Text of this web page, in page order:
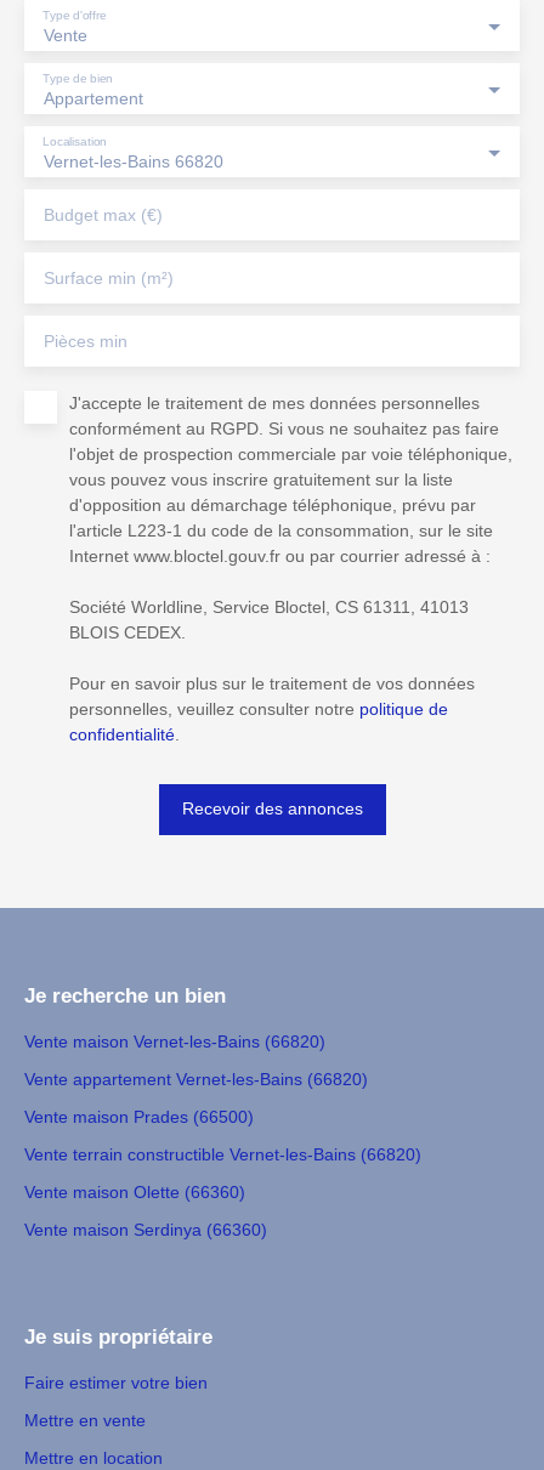
Vente
Type d'offre
Appartement
Type de bien
Vernet-les-Bains 66820
Localisation
Budget max (€)
Surface min (m²)
Pièces min
J'accepte le traitement de mes données personnelles
conformément au RGPD. Si vous ne souhaitez pas faire
l'objet de prospection commerciale par voie téléphonique,
vous pouvez vous inscrire gratuitement sur la liste
d'opposition au démarchage téléphonique, prévu par
l'article L223-1 du code de la consommation, sur le site
Internet www.bloctel.gouv.fr ou par courrier adressé à :
Société Worldline, Service Bloctel, CS 61311, 41013
BLOIS CEDEX.
Pour en savoir plus sur le traitement de vos données
personnelles, veuillez consulter notre politique de
confidentialité
Recevoir des annonces
Je recherche un bien
Vente maison Vernet-les-Bains (66820)
Vente appartement Vernet-les-Bains (66820)
Vente maison Prades (66500)
Vente terrain constructible Vernet-les-Bains (66820)
Vente maison Olette (66360)
Vente maison Serdinya (66360)
Je suis propriétaire
Faire estimer votre bien
Mettre en vente
Mettre en location